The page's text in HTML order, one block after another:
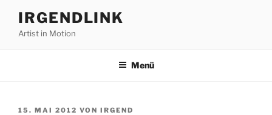
Inhalt
springen
IRGENDLINK
Artist in Motion
Menü
VERÖFFENTLICHT
15. MAI 2012 VON IRGEND